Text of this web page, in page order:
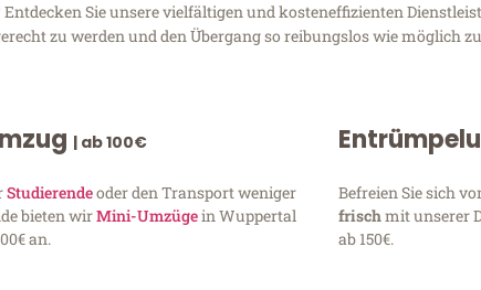
Sie unsere vielfältigen und kosteneffizienten
zu werden und den Übergang so reibungslos wie möglich
| ab 100€
Studierendeoder den Transport weniger
bieten wirMini-Umzügein Wuppertal
an.
Befreien Sie sich
frischmit unserer
ab 150€.